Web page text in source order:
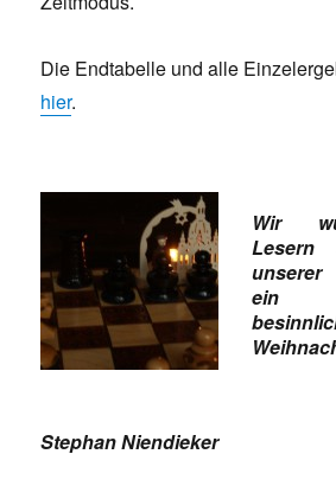
Die Endtabelle und alle
hier.
Wir
Lesern
unserer
ein
Stephan Niendieker